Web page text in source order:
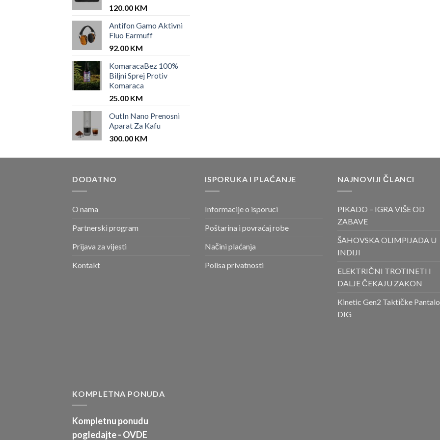
120.00 KM
Antifon Gamo Aktivni
Fluo Earmuff
92.00 KM
KomaracaBez 100%
Biljni Sprej Protiv
Komaraca
25.00 KM
OutIn Nano Prenosni
Aparat Za Kafu
300.00 KM
DODATNO
O nama
Partnerski program
Prijava za vijesti
Kontakt
ISPORUKA I PLAĆANJE
Informacije o isporuci
Poštarina i povraćaj robe
Načini plaćanja
Polisa privatnosti
NAJNOVIJI ČLANCI
PIKADO – IGRA VIŠE OD
ZABAVE
ŠAHOVSKA OLIMPIJADA U
INDIJI
ELEKTRIČNI TROTINETI I
DALJE ČEKAJU ZAKON
Kinetic Gen2 Taktičke
DIG
KOMPLETNA PONUDA
Kompletnu ponudu
pogledajte - OVDE